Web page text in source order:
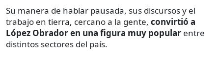
Su manera de hablar pausada, sus discursos y el
trabajo en tierra, cercano a la gente, convirtió a
López Obrador en una figura muy popular entre
distintos sectores del país.